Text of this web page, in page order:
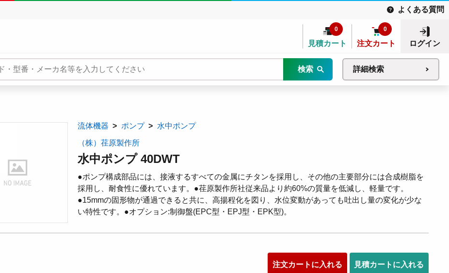
よくある質問
見積カート
0
注文カート
0
ログイン
検索 詳細検索
流体機器 ポンプ 水中ポンプ
（株）荏原製作所
水中ポンプ 40DWT
●ポンプ構成部品には、接液するすべての金属にチタンを採用し、その他の主要部分には合成樹脂を
採用し、耐食性に優れています。●荏原製作所社従来品より約60%の質量を低減し、軽量です。
●15mmの固形物が通過できると共に、高揚程化を図り、水位変動があっても吐出し量の変化が少な
い特性です。●オプション:制御盤(EPC型・EPJ型・EPK型)。
注文カートに入れる 見積カートに入れる